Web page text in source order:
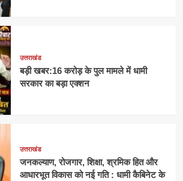
उत्तराखंड
बड़ी खबर:16 करोड़ के पुल मामले में धामी
सरकार का बड़ा एक्शन
उत्तराखंड
जनकल्याण, रोजगार, शिक्षा, श्रमिक हित और
आधारभूत विकास को नई गति : धामी कैबिनेट के